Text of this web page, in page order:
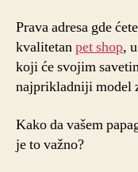
Prava adresa gde
kvalitetanpet shop,
koji će svojim
najprikladniji model
Kako da vašem
je to važno?